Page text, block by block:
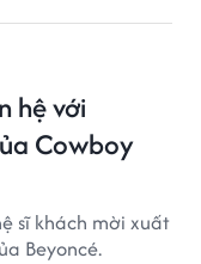
hệ với
Cowboy
sĩ khách mời xuất
Beyoncé.